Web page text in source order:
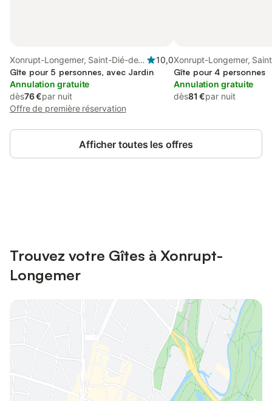
Xonrupt-Longemer, Saint-Dié-des-
Vosges
10,0
Gîte pour 5 personnes, avec Jardin
Annulation gratuite
dès76 €par nuit
Offre de première réservation
Xonrupt-Longemer,
Vosges
Gîte pour 4 personnes
Annulation gratuite
dès81 €par nuit
Afficher toutes les offres
Trouvez votre Gîtes à Xonrupt-
Longemer